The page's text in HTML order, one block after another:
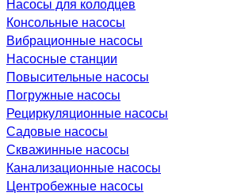
Консольные насосы
Вибрационные насосы
Насосные станции
Повысительные насосы
Погружные насосы
Рециркуляционные насосы
Садовые насосы
Скважинные насосы
Канализационные насосы
Центробежные насосы